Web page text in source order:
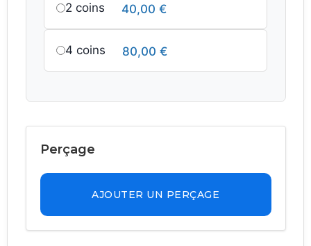
2 coins 40,00 €
4 coins 80,00 €
Perçage
AJOUTER UN PERÇAGE